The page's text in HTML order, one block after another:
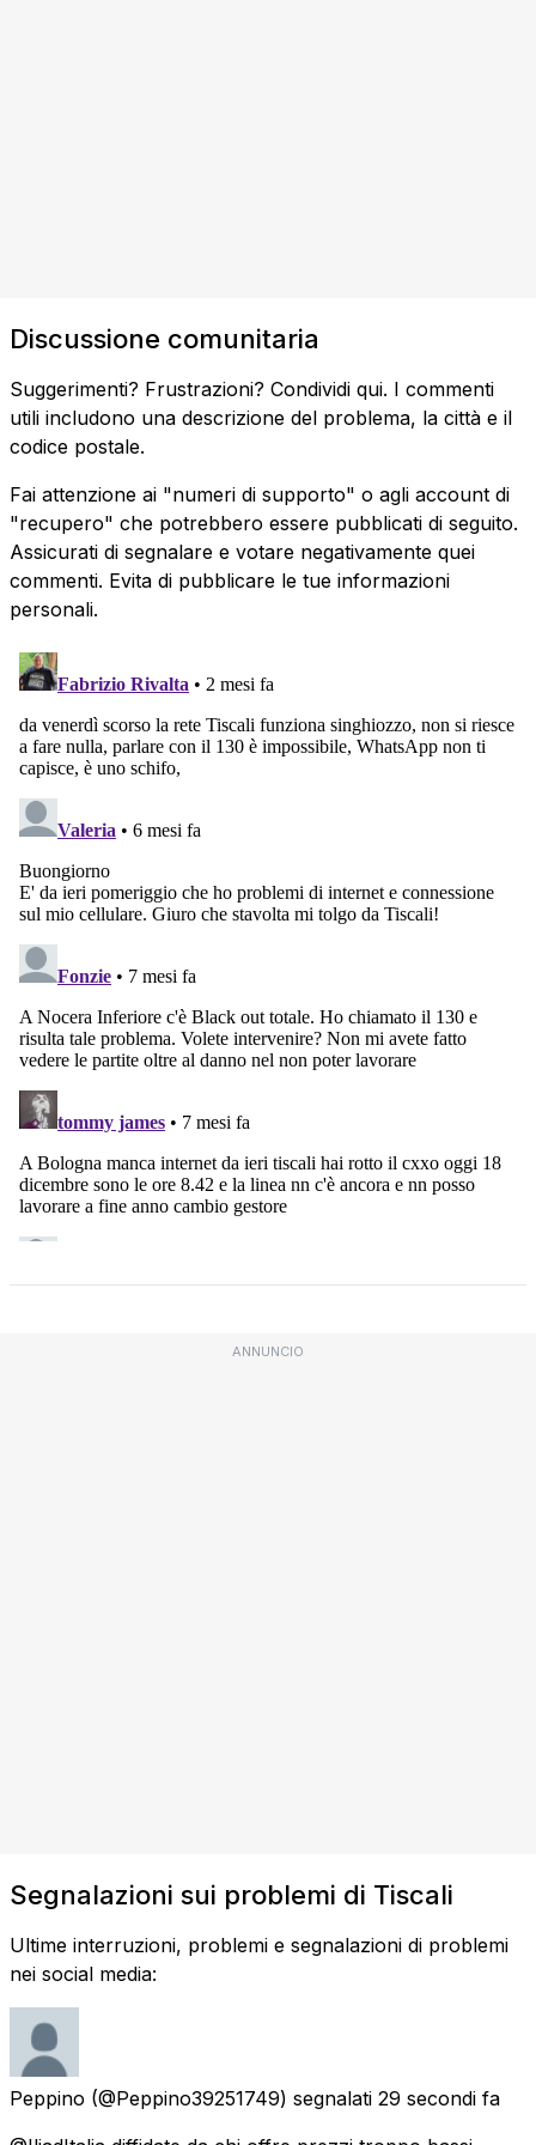
Discussione comunitaria
Suggerimenti? Frustrazioni? Condividi qui. I commenti
utili includono una descrizione del problema, la città e il
codice postale.
Fai attenzione ai "numeri di supporto" o agli account di
"recupero" che potrebbero essere pubblicati di seguito.
Assicurati di segnalare e votare negativamente quei
commenti. Evita di pubblicare le tue informazioni
personali.
ANNUNCIO
Segnalazioni sui problemi di Tiscali
Ultime interruzioni, problemi e segnalazioni di problemi
nei social media:
Peppino (@Peppino39251749) segnalati 29 secondi fa